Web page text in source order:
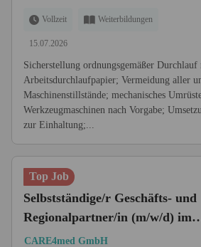
Vollzeit Weiterbildungen
15.07.2026
Sicherstellung ordnungsgemäßer Durchlauf
Arbeitsdurchlaufpapier; Vermeidung aller
Maschinenstillstände; mechanisches
Werkzeugmaschinen nach Vorgabe;
zur Einhaltung;...
Top Job
Selbstständige/r Geschäfts- und
Regionalpartner/in (m/w/d) im
Zukunftsmarkt
CARE4med GmbH